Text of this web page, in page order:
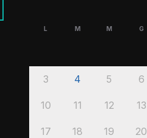
L M M G
3 4 5 6
10 11 12 13
17 18 19 20